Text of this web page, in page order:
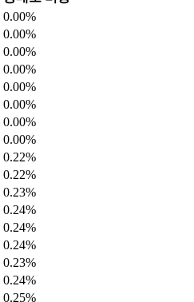
0.00%
0.00%
0.00%
0.00%
0.00%
0.00%
0.00%
0.00%
0.22%
0.22%
0.23%
0.24%
0.24%
0.24%
0.23%
0.24%
0.25%